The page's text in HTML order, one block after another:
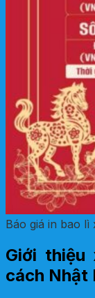
Báo giá in bao lì
Giới
cách Nhật